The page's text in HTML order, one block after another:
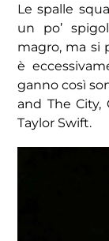
Le spalle
un po’
magro, ma si
è
ganno così
and The City,
Taylor Swift.